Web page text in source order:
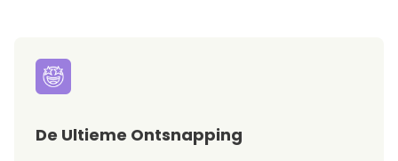
De Ultieme Ontsnapping